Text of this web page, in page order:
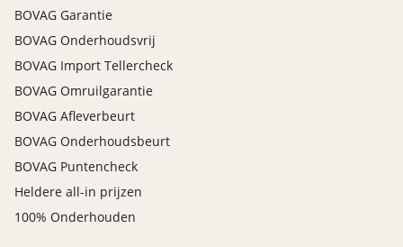
BOVAG Garantie
BOVAG Onderhoudsvrij
BOVAG Import Tellercheck
BOVAG Omruilgarantie
BOVAG Afleverbeurt
BOVAG Onderhoudsbeurt
BOVAG Puntencheck
Heldere all-in prijzen
100% Onderhouden